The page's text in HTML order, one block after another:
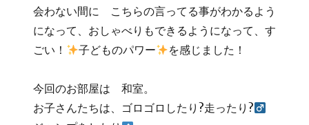
会わない間に こちらの言ってる事がわかるよう
になって、おしゃべりもできるようになって、す
ごい！
子どものパワー を感じました！
今回のお部屋は 和室。
お子さんたちは、ゴロゴロしたり?走ったり?‍